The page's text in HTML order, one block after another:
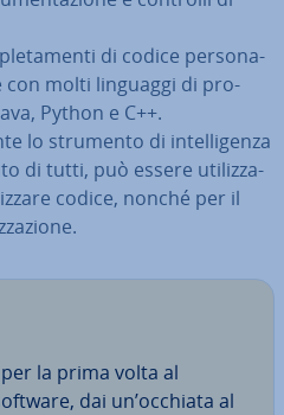
di codice per­so­na­
con molti linguaggi di pro­
Python e C++.
lo strumento di in­tel­li­gen­za
di tutti, può essere uti­liz­za­
codice, nonché per il
la prima volta al
dai un’occhiata al